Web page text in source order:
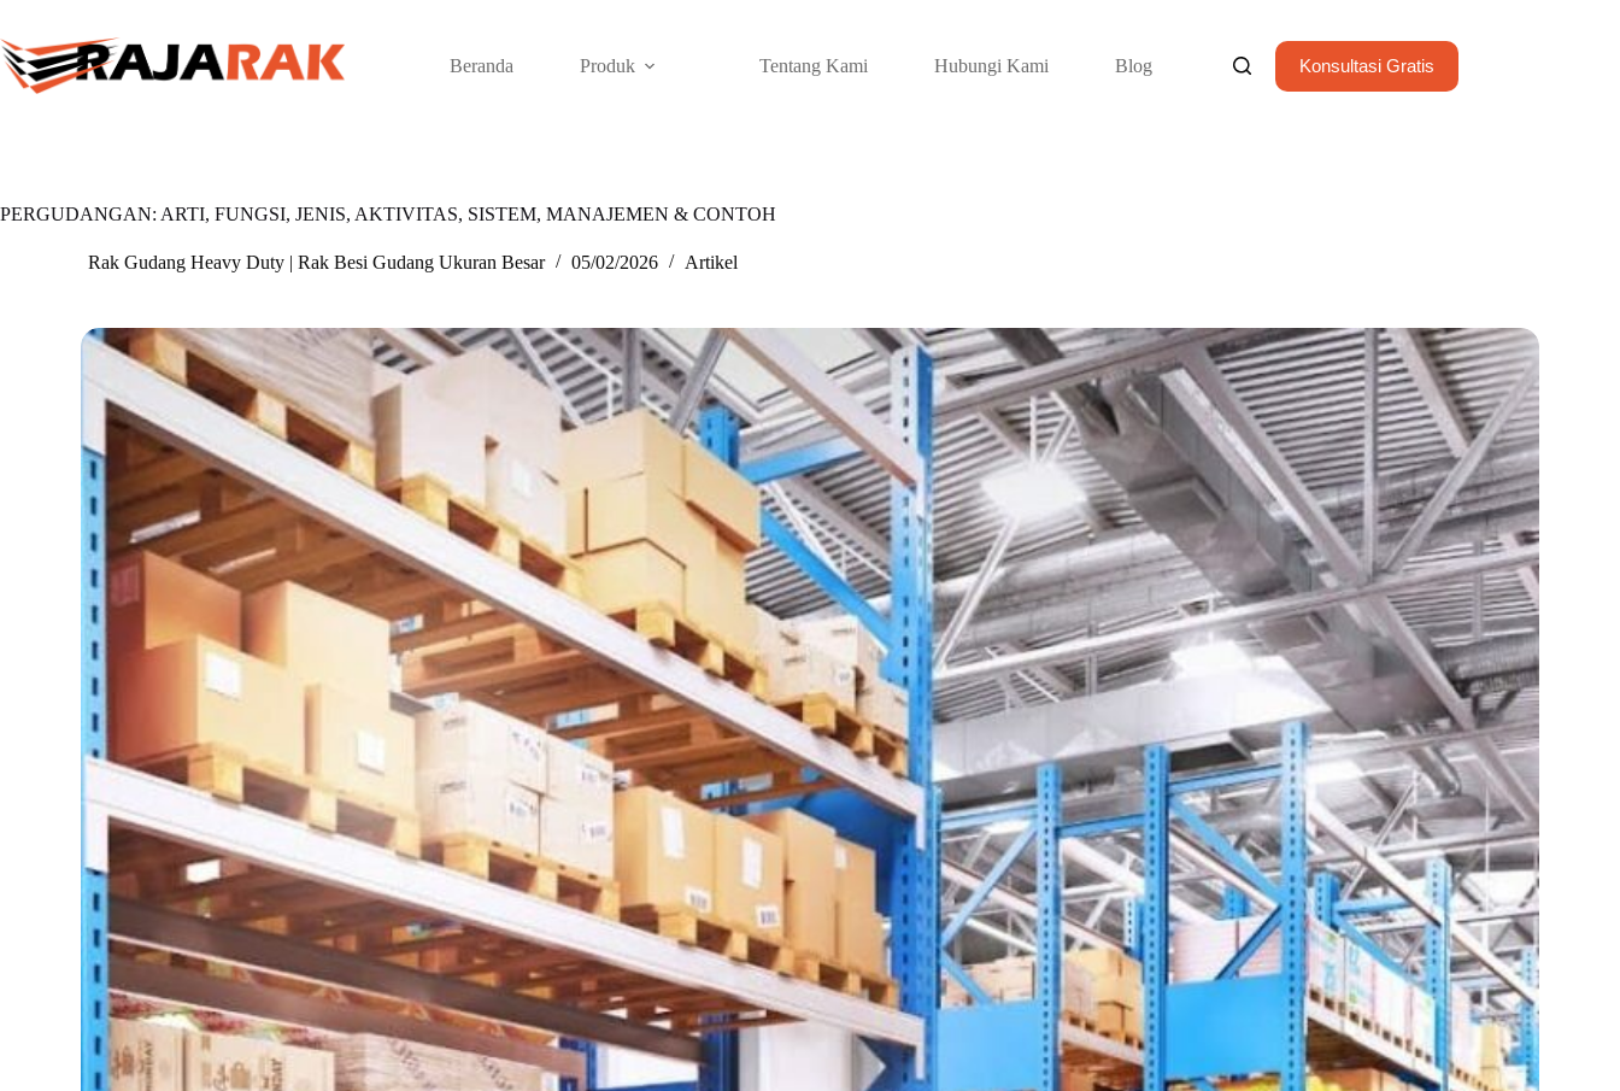
content
Beranda Produk Tentang Kami Hubungi Kami Blog Konsultasi Gratis
PERGUDANGAN: ARTI, FUNGSI, JENIS, AKTIVITAS, SISTEM, MANAJEMEN & CONTOH
Rak Gudang Heavy Duty | Rak Besi Gudang Ukuran Besar 05/02/2026 Artikel